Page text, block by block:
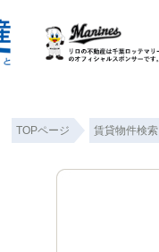
TOPページ 賃貸物件検索